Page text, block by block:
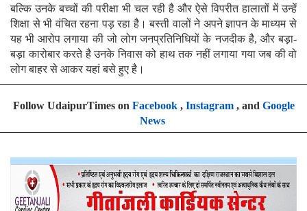
बल्कि उनके बच्चों की परीक्षा भी चल रही है और ऐसे विपरीत हालातों में उन्हें
शिक्षा से भी वंचित रहना पड़ रहा है। बस्ती वालों ने अपने ज्ञापन के माध्यम से
यह भी आरोप लगाया की जो लोग जनप्रतिनिधियों के नजदीक है, और बड़ा-
बड़ा कारोबार करते है उनके निवास को हाथ तक नहीं लगाया गया जब की वो
लोग बाहर से आकर यहां बसे हुए है।
Follow UdaipurTimes on Facebook, Instagram, and Google
News